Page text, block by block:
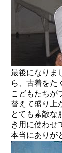
最後になりま
ら、古着をた
こどもたちが
替えて盛り上
とても素敵な
き用に使わせ
本当にありが